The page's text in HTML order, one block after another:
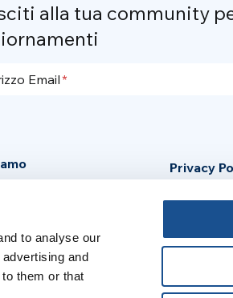
to analyse our
and
them or that
alla tua community
Email
area
Privacy
Avviso